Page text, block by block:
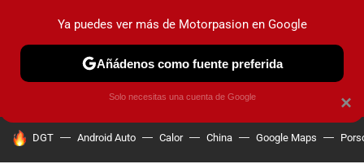
PRUEBAS COCHES ELÉCTRICOS OBSERVATORIO
HOY SE HABLA DE
DGT Android Auto Calor China Google Maps
×
Ya puedes ver más de Motorpasion en Google
Añádenos como fuente preferida
Solo necesitas una cuenta de Google